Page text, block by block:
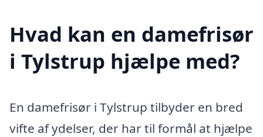
Hvad kan en damefrisør
i Tylstrup hjælpe med?
En damefrisør i Tylstrup tilbyder en bred
vifte af ydelser, der har til formål at hjælpe